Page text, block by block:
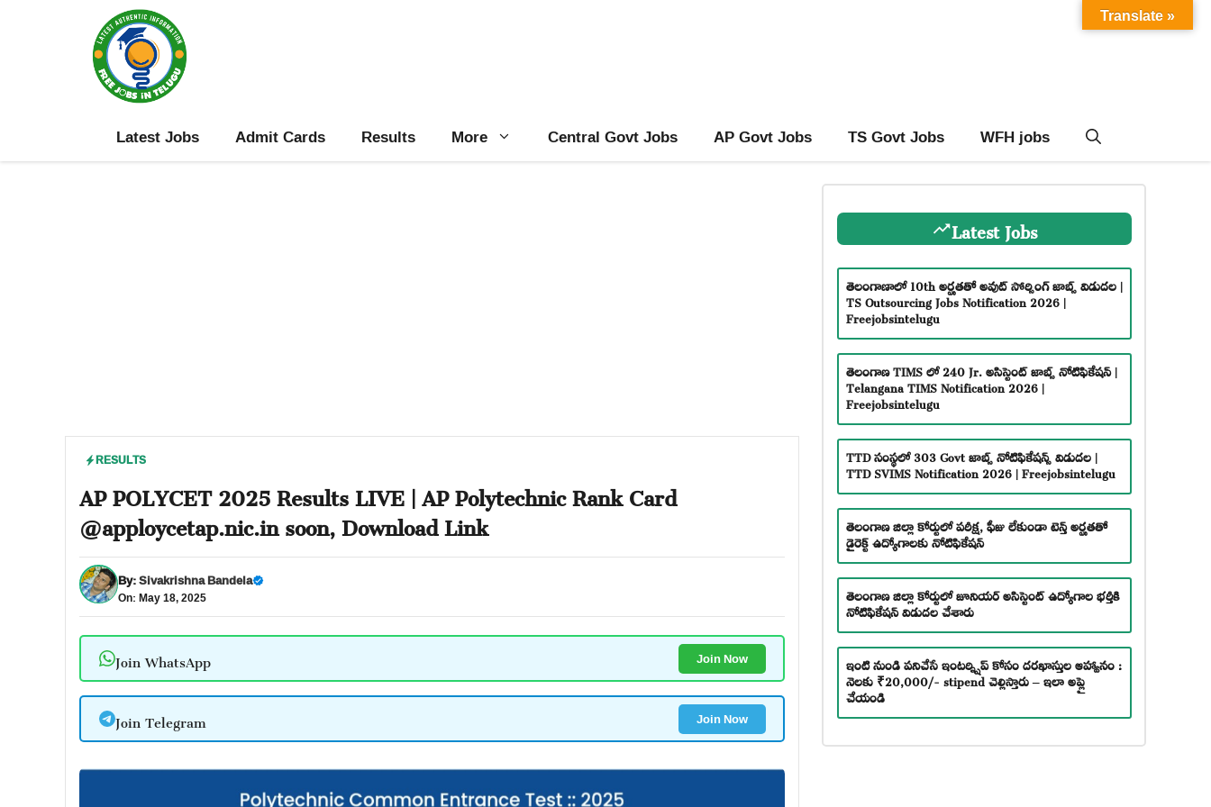
Latest Jobs Admit Cards Results More Central Govt Jobs AP Govt Jobs TS Govt Jobs WFH jobs
RESULTS
AP POLYCET 2025 Results LIVE | AP Polytechnic Rank Card
@apploycetap.nic.in soon, Download Link
By:Sivakrishna Bandela
On: May 18, 2025
Join WhatsApp Join Now
Join Telegram Join Now
Latest Jobs
తెలంగాణాలో 10th అర్హతతో అవుట్ సోర్సింగ్ జాబ్స్ విడుదల |
TS Outsourcing Jobs Notification 2026 |
Freejobsintelugu
తెలంగాణ TIMS లో 240 Jr. అసిస్టెంట్ జాబ్స్ నోటిఫికేషన్ |
Telangana TIMS Notification 2026 |
Freejobsintelugu
TTD సంస్థలో 303 Govt జాబ్స్ నోటిఫికేషన్స్ విడుదల |
TTD SVIMS Notification 2026 | Freejobsintelugu
తెలంగాణ జిల్లా కోర్టులో పరీక్ష, ఫీజు లేకుండా టెన్త్ అర్హతతో
డైరెక్ట్ ఉద్యోగాలకు నోటిఫికేషన్
తెలంగాణ జిల్లా కోర్టులో జూనియర్ అసిస్టెంట్ ఉద్యోగాల భర్తీకి
నోటిఫికేషన్ విడుదల చేశారు
ఇంటి నుండి పనిచేసే ఇంటర్న్షిప్ కోసం దరఖాస్తుల ఆహ్వానం :
నెలకు ₹20,000/- stipend చెల్లిస్తారు – ఇలా అప్లై
చేయండి
Translate »